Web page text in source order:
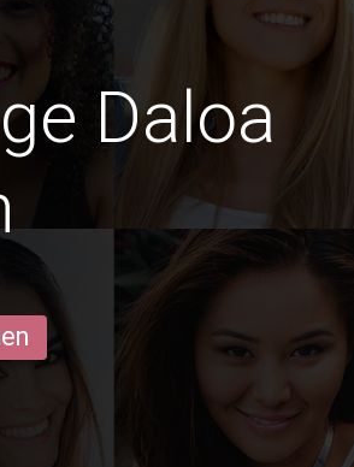
Daloa